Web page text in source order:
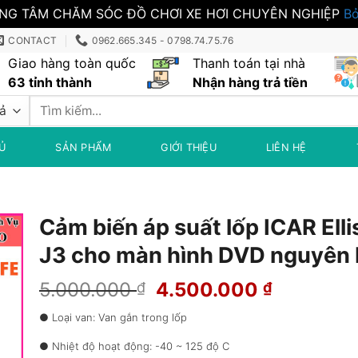
TÂM CHĂM SÓC ĐỒ CHƠI XE HƠI CHUYÊN NGHIỆP
CONTACT 0962.665.345 - 0798.74.75.76
Giao hàng toàn quốc
63 tỉnh thành
Thanh toán tại nhà
Nhận hàng trả tiền
Tìm
SẢN PHẨM GIỚI THIỆU LIÊN HỆ
Cảm biến áp suất lốp ICAR
J3 cho màn hình DVD nguyên
5.000.000₫
Giá
gốc
là:
5.000.000 ₫.
4.500.000₫Giá
● Loại van: Van gắn trong lốp
● Nhiệt độ hoạt động: -40 ~ 125 độ C